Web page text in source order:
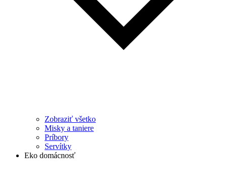
Zobraziť všetko
Misky a taniere
Príbory
Servítky
Eko domácnosť